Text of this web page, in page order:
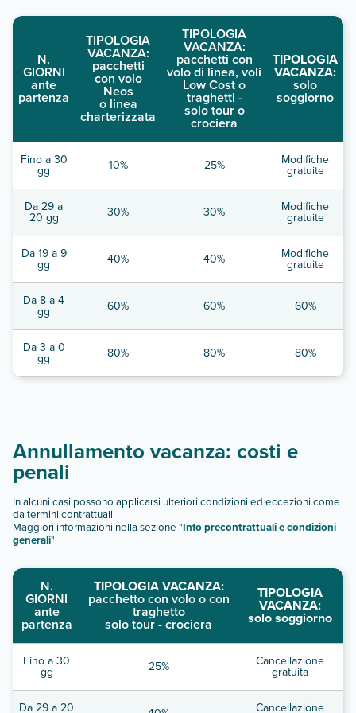
N.
GIORNI
ante
partenza
TIPOLOGIA
VACANZA:
pacchetti
con volo
Neos
o linea
charterizzata
TIPOLOGIA
VACANZA:
pacchetti con
volo di linea, voli
Low Cost o
traghetti -
solo tour o
crociera
TIPOLOGIA
VACANZA:
solo
soggiorno
Fino a 30
gg 10% 25% Modifiche
gratuite
Da 29 a
20 gg 30% 30% Modifiche
gratuite
Da 19 a 9
gg 40% 40% Modifiche
gratuite
Da 8 a 4
gg 60% 60% 60%
Da 3 a 0
gg 80% 80% 80%
Annullamento vacanza: costi e
penali
In alcuni casi possono applicarsi ulteriori condizioni ed eccezioni come
da termini contrattuali
Maggiori informazioni nella sezione "Info precontrattuali e condizioni
generali"
N.
GIORNI
ante
partenza
TIPOLOGIA VACANZA:
pacchetto con volo o con
traghetto
solo tour - crociera
TIPOLOGIA
VACANZA:
solo soggiorno
Fino a 30
gg 25% Cancellazione
gratuita
Da 29 a 20 Cancellazione